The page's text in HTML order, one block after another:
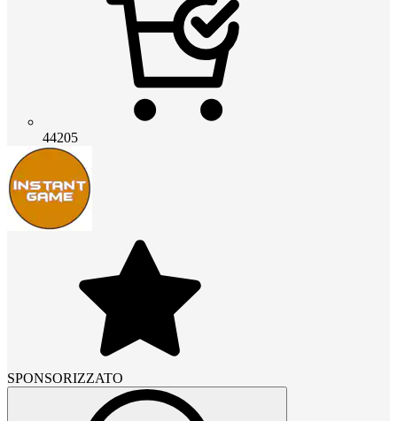
44205
SPONSORIZZATO